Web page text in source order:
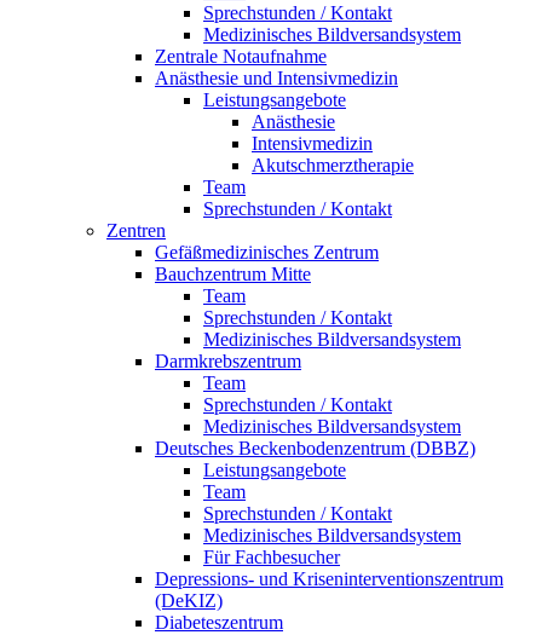
Sprechstunden / Kontakt
Medizinisches Bildversandsystem
Zentrale Notaufnahme
Anästhesie und Intensivmedizin
Leistungsangebote
Anästhesie
Intensivmedizin
Akutschmerztherapie
Team
Sprechstunden / Kontakt
Zentren
Gefäßmedizinisches Zentrum
Bauchzentrum Mitte
Team
Sprechstunden / Kontakt
Medizinisches Bildversandsystem
Darmkrebszentrum
Team
Sprechstunden / Kontakt
Medizinisches Bildversandsystem
Deutsches Beckenbodenzentrum (DBBZ)
Leistungsangebote
Team
Sprechstunden / Kontakt
Medizinisches Bildversandsystem
Für Fachbesucher
Depressions- und Kriseninterventionszentrum
(DeKIZ)
Diabeteszentrum